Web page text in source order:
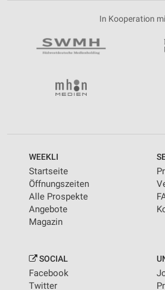
In Kooperation
WEEKLI
Startseite
Öffnungszeiten
Alle Prospekte
Angebote
Magazin
SOCIAL
Facebook
Twitter